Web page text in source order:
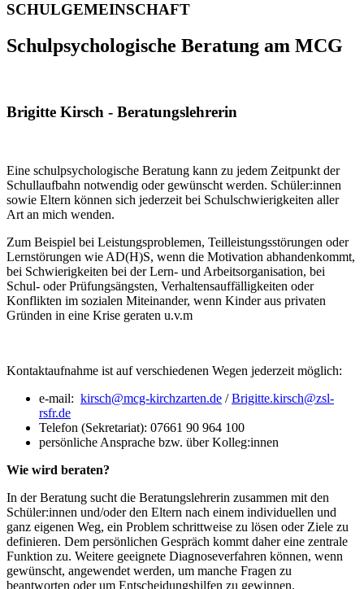
SCHULGEMEINSCHAFT
Schulpsychologische Beratung am MCG
Brigitte Kirsch - Beratungslehrerin
Eine schulpsychologische Beratung kann zu jedem Zeitpunkt der
Schullaufbahn notwendig oder gewünscht werden. Schüler:innen
sowie Eltern können sich jederzeit bei Schulschwierigkeiten aller
Art an mich wenden.
Zum Beispiel bei Leistungsproblemen, Teilleistungsstörungen oder
Lernstörungen wie AD(H)S, wenn die Motivation abhandenkommt,
bei Schwierigkeiten bei der Lern- und Arbeitsorganisation, bei
Schul- oder Prüfungsängsten, Verhaltensauffälligkeiten oder
Konflikten im sozialen Miteinander, wenn Kinder aus privaten
Gründen in eine Krise geraten u.v.m
Kontaktaufnahme ist auf verschiedenen Wegen jederzeit möglich:
e-mail: kirsch@mcg-kirchzarten.de /Brigitte.kirsch@zsl-
rsfr.de
Telefon (Sekretariat): 07661 90 964 100
persönliche Ansprache bzw. über Kolleg:innen
Wie wird beraten?
In der Beratung sucht die Beratungslehrerin zusammen mit den
Schüler:innen und/oder den Eltern nach einem individuellen und
ganz eigenen Weg, ein Problem schrittweise zu lösen oder Ziele zu
definieren. Dem persönlichen Gespräch kommt daher eine zentrale
Funktion zu. Weitere geeignete Diagnoseverfahren können, wenn
gewünscht, angewendet werden, um manche Fragen zu
beantworten oder um Entscheidungshilfen zu gewinnen.